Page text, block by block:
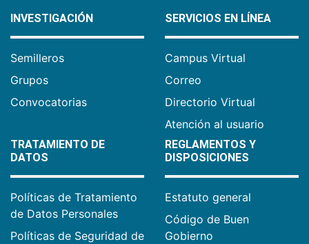
INVESTIGACIÓN
Semilleros
Grupos
Convocatorias
SERVICIOS EN LÍNEA
Campus Virtual
Correo
Directorio Virtual
Atención al usuario
TRATAMIENTO DE
DATOS
Políticas de Tratamiento
de Datos Personales
Políticas de Seguridad de
REGLAMENTOS Y
DISPOSICIONES
Estatuto general
Código de Buen
Gobierno